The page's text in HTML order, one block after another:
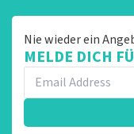
Nie wieder ein
MELDE DICH